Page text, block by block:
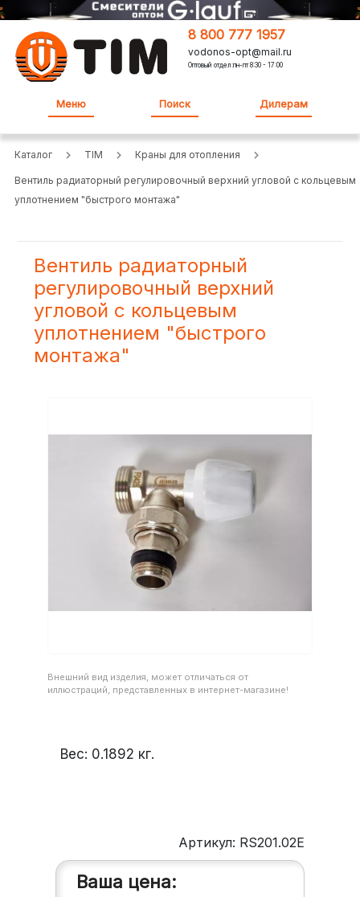
8 800 777 1957
vodonos-opt@mail.ru
Оптовый отдел:пн-пт 8:30 - 17:00
Меню Поиск Дилерам
Каталог TIM Краны для отопления
Вентиль радиаторный регулировочный верхний угловой с кольцевым
уплотнением "быстрого монтажа"
Вентиль радиаторный
регулировочный верхний
угловой с кольцевым
уплотнением "быстрого
монтажа"
Внешний вид изделия, может отличаться от
иллюстраций, представленных в интернет-магазине!
Вес: 0.1892 кг.
Артикул: RS201.02E
Ваша цена: